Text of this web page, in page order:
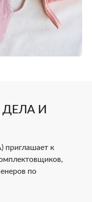
И
к
по